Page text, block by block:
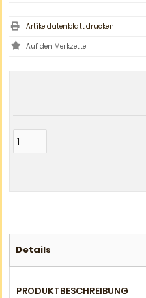
Artikeldatenblatt drucken
Details
PRODUKTBESCHREIBUNG